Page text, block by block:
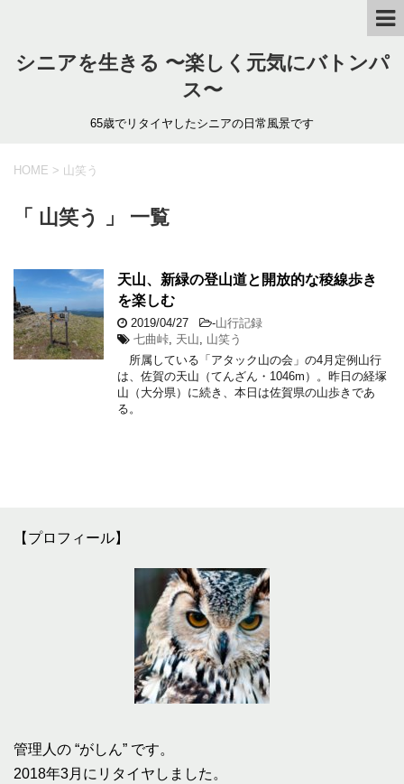
シニアを生きる 〜楽しく元気にバトンパ
ス〜
65歳でリタイヤしたシニアの日常風景です
HOME > 山笑う
「 山笑う 」 一覧
天山、新緑の登山道と開放的な稜線歩き
を楽しむ
2019/04/27 -山行記録
七曲峠 天山
山笑う
所属している「アタック山の会」の4月定例山行
は、佐賀の天山（てんざん・1046m）。昨日の経塚
山（大分県）に続き、本日は佐賀県の山歩きであ
る。
【プロフィール】
管理人の “がしん” です。
2018年3月にリタイヤしました。